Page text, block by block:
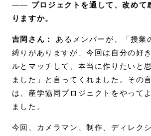
―― プロジェクトを通して、改めて
りますか。
吉岡さん：
あるメンバーが、「授業
縛りがありますが、今回は自分の好
ルとマッチして、本当に作りたいと
ました」と言ってくれました。その
は、産学協同プロジェクトをやって
ました。
今回、カメラマン、制作、ディレク